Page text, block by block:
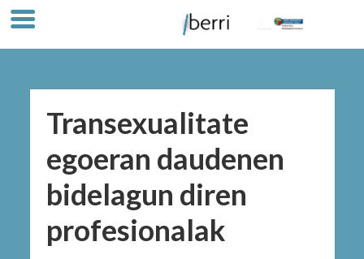
Transexualitate
egoeran daudenen
bidelagun diren
profesionalak